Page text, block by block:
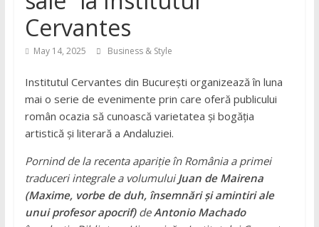
Cervantes
May 14, 2025 Business & Style
Institutul Cervantes din București organizează în luna
mai o serie de evenimente prin care oferă publicului
român ocazia să cunoască varietatea și bogăția
artistică și literară a Andaluziei.
Pornind de la recenta apariție în România a primei
traduceri integrale a volumuluiJuan de Mairena
(Maxime, vorbe de duh, însemnări și amintiri ale
unui profesor apocrif) deAntonio Machado